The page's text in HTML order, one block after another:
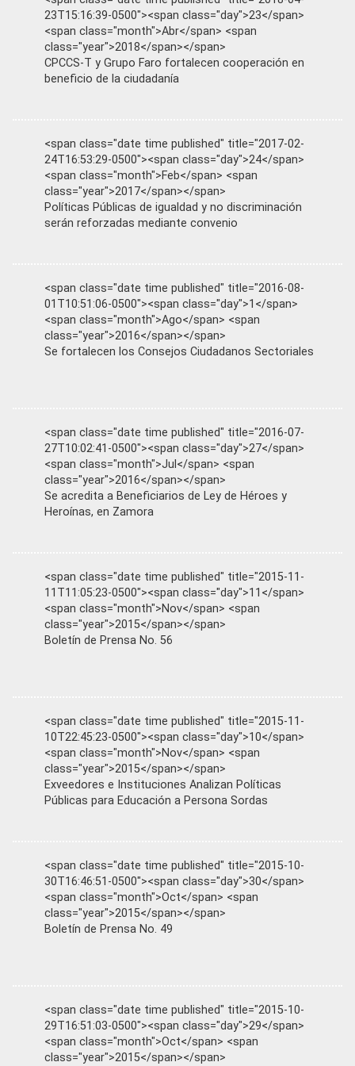
23T15:16:39-0500"><span class="day">23</span>
<span class="month">Abr</span> <span
class="year">2018</span></span>
CPCCS-T y Grupo Faro fortalecen cooperación en
beneficio de la ciudadanía
<span class="date time published" title="2017-02-
24T16:53:29-0500"><span class="day">24</span>
<span class="month">Feb</span> <span
class="year">2017</span></span>
Políticas Públicas de igualdad y no discriminación
serán reforzadas mediante convenio
<span class="date time published" title="2016-08-
01T10:51:06-0500"><span class="day">1</span>
<span class="month">Ago</span> <span
class="year">2016</span></span>
Se fortalecen los Consejos Ciudadanos Sectoriales
<span class="date time published" title="2016-07-
27T10:02:41-0500"><span class="day">27</span>
<span class="month">Jul</span> <span
class="year">2016</span></span>
Se acredita a Beneficiarios de Ley de Héroes y
Heroínas, en Zamora
<span class="date time published" title="2015-11-
11T11:05:23-0500"><span class="day">11</span>
<span class="month">Nov</span> <span
class="year">2015</span></span>
Boletín de Prensa No. 56
<span class="date time published" title="2015-11-
10T22:45:23-0500"><span class="day">10</span>
<span class="month">Nov</span> <span
class="year">2015</span></span>
Exveedores e Instituciones Analizan Políticas
Públicas para Educación a Persona Sordas
<span class="date time published" title="2015-10-
30T16:46:51-0500"><span class="day">30</span>
<span class="month">Oct</span> <span
class="year">2015</span></span>
Boletín de Prensa No. 49
<span class="date time published" title="2015-10-
29T16:51:03-0500"><span class="day">29</span>
<span class="month">Oct</span> <span
class="year">2015</span></span>